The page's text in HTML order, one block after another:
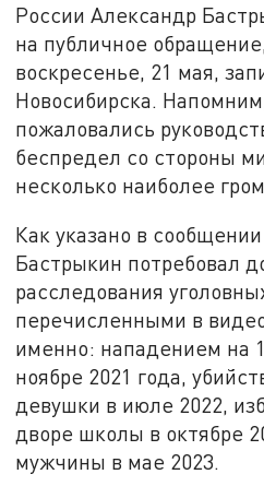
России Александр
на публичное
воскресенье, 21 мая,
Новосибирска.
пожаловались
беспредел со стороны
несколько наиболее
Как указано в
Бастрыкин потребовал
расследования
перечисленными в
именно: нападением на
ноябре 2021 года,
девушки в июле 2022,
дворе школы в октябре
мужчины в мае 2023.